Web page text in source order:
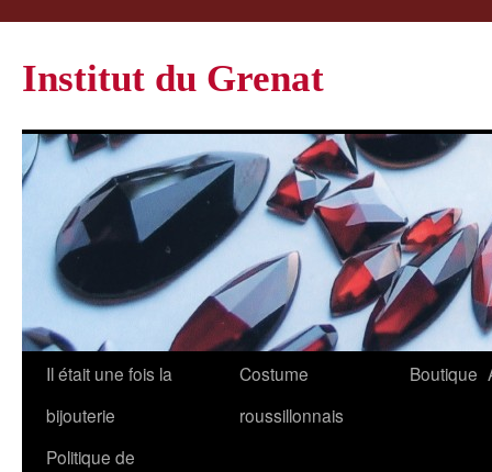
Institut du Grenat
Il était une fois la
bijouterie
Costume
roussillonnais
Boutique
Politique de